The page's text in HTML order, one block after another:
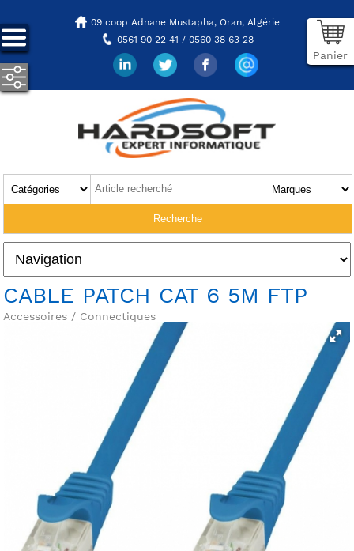
09 coop Adnane Mustapha, Oran, Algérie
0561 90 22 41 / 0560 38 63 28
Panier
CABLE PATCH CAT 6 5M FTP
Accessoires / Connectiques